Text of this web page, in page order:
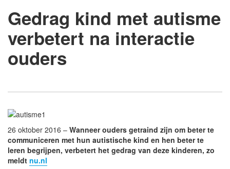
Gedrag kind met autisme
verbetert na interactie
ouders
26 oktober 2016 – Wanneer ouders getraind zijn om beter te
communiceren met hun autistische kind en hen beter te
leren begrijpen, verbetert het gedrag van deze kinderen, zo
meldt nu.nl